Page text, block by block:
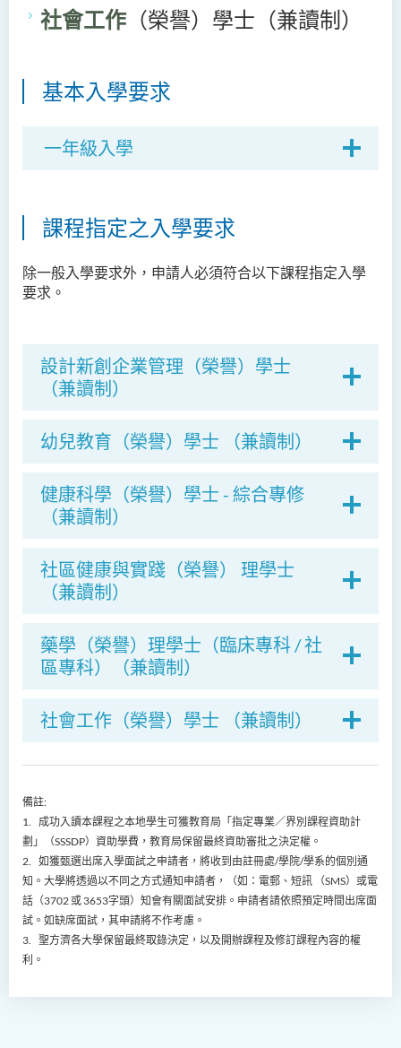
社會工作 （榮譽） 學士（兼讀制）
基本入學要求
一年級入學
課程指定之入學要求
除一般入學要求外，申請人必須符合以下課程指定入學
要求。
設計新創企業管理（榮譽）學士
（兼讀制）
幼兒教育（榮譽）學士 （兼讀制）
健康科學（榮譽）學士 - 綜合專修
（兼讀制）
社區健康與實踐（榮譽） 理學士
（兼讀制）
藥學（榮譽）理學士（臨床專科 / 社
區專科）（兼讀制）
社會工作（榮譽）學士 （兼讀制）
備註:
1. 成功入讀本課程之本地學生可獲教育局「指定專業／界別課程資助計
劃」（SSSDP）資助學費，教育局保留最終資助審批之決定權。
2. 如獲甄選出席入學面試之申請者，將收到由註冊處/學院/學系的個別通
知。 大學將透過以不同之方式通知申請者，（如：電郵、短訊 （SMS）或電
話（3702 或 3653字頭）知會有關面試安排。申請者請依照預定時間出席面
試。如缺席面試，其申請將不作考慮。
3. 聖方濟各大學保留最終取錄決定，以及開辦課程及修訂課程內容的權
利。